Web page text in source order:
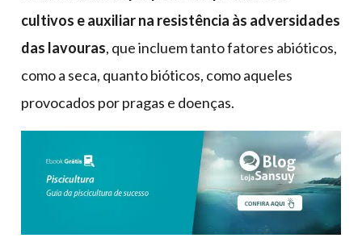
cultivos e auxiliar na resistência às adversidades
das lavouras, que incluem tanto fatores abióticos,
como a seca, quanto bióticos, como aqueles
provocados por pragas e doenças.